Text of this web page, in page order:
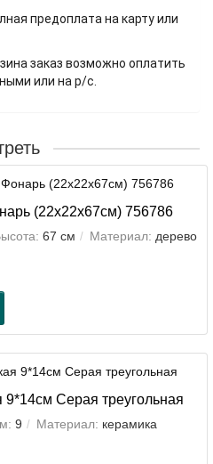
предоплата на карту или
заказ возможно оплатить
или на р/с.
(22х22х67см) 756786
67 см Материал: дерево
Серая треугольная
9 Материал: керамика